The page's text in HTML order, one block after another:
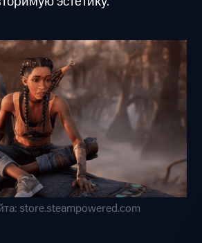
store.steampowered.com